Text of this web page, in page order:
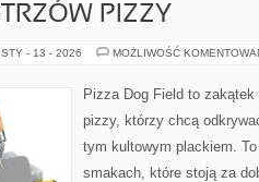
PIZZY
STY - 13 - 2026 MOŻLIWOŚĆ
Pizza Dog Field to zakątek
pizzy, którzy chcą
tym kultowym plackiem.
smakach, które stoją za